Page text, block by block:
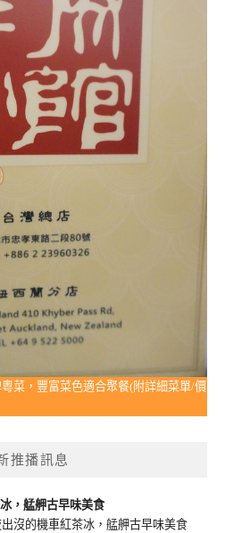
菜，豐富菜色適合聚餐(附詳細菜單/價
推播訊息
，艋舺古早味美食
沒的機車紅茶冰，艋舺古早味美食